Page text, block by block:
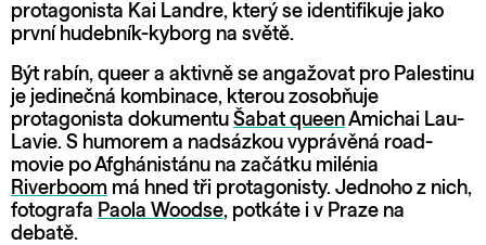
protagonista Kai Landre, který se identifikuje jako
první hudebník-kyborg na světě.
Být rabín, queer a aktivně se angažovat pro Palestinu
je jedinečná kombinace, kterou zosobňuje
protagonista dokumentu Šabat queenAmichai Lau-
Lavie. S humorem a nadsázkou vyprávěná road-
movie po Afghánistánu na začátku milénia
Riverboom má hned tři protagonisty. Jednoho z nich,
fotografa Paola Woodse, potkáte i v Praze na
debatě.